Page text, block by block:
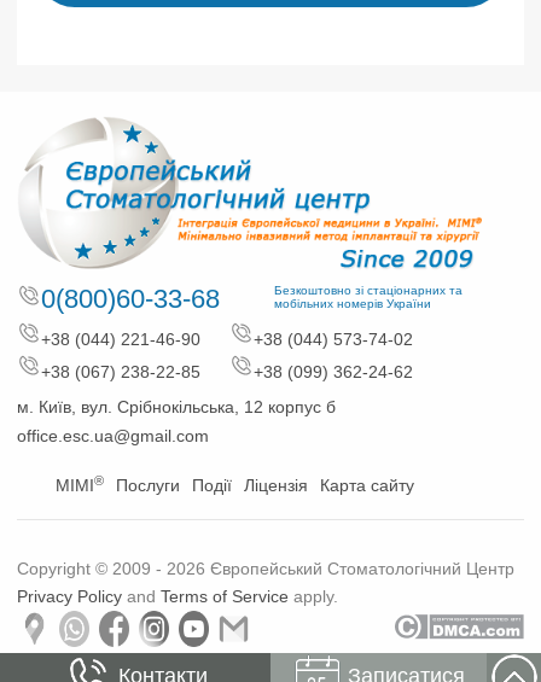
0(800)60-33-68
Безкоштовно зі стаціонарних та
мобільних номерів України
+38 (044) 221-46-90
+38 (044) 573-74-02
+38 (067) 238-22-85
+38 (099) 362-24-62
м. Київ, вул. Срібнокільська, 12 корпус б
office.esc.ua@gmail.com
MIMI® Послуги Події Ліцензія Карта сайту
Copyright © 2009 - 2026 Європейський Стоматологічний Центр
Privacy Policy andTerms of Service apply.
Контакти Записатися